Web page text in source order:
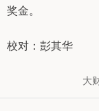
奖金。
校对：彭其华
大